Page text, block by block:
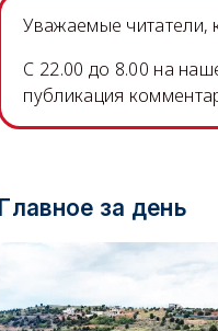
Уважаемые читатели,
C 22.00 до 8.00 на
публикация
Главное за день